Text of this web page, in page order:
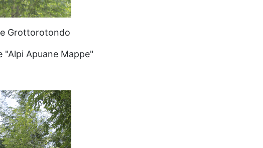
Grottorotondo
Apuane Mappe"